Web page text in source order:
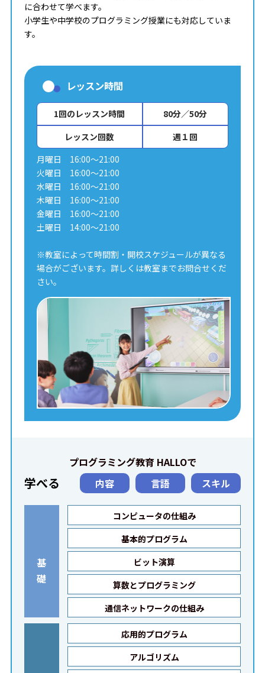
に合わせて学べます。
小学生や中学校のプログラミング授業にも対応していま
す。
レッスン時間
1回のレッスン時間
80分／50分
レッスン回数
週１回
月曜日 16:00～21:00
火曜日 16:00～21:00
水曜日 16:00～21:00
木曜日 16:00～21:00
金曜日 16:00～21:00
土曜日 14:00～21:00
※教室によって時間割・開校スケジュールが異なる
場合がございます。詳しくは教室までお問合せくだ
さい。
プログラミング教育 HALLOで
学べる 内容 言語 スキル
基
礎
コンピュータの仕組み
基本的プログラム
ビット演算
算数とプログラミング
通信ネットワークの仕組み
応用的プログラム
アルゴリズム